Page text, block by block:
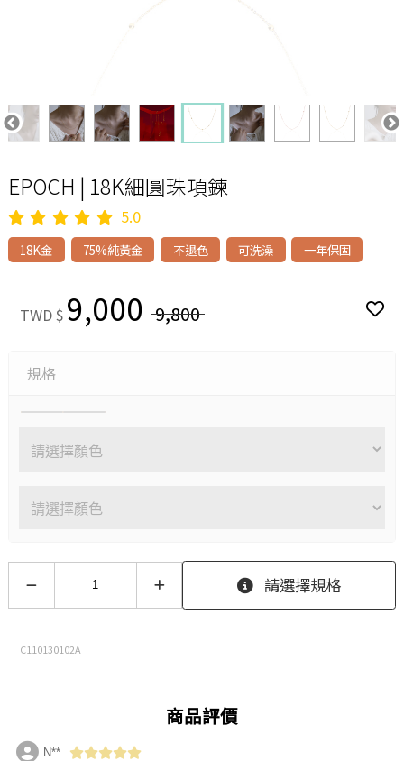
EPOCH | 18K細圓珠項鍊
5.0
18K金 75%純黃金 不退色 可洗澡 一年保固
TWD $ 9,000 9,800
規格
請選擇規格
C110130102A
商品評價
N**